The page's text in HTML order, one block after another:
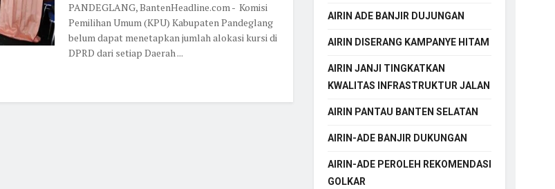
PANDEGLANG, BantenHeadline.com - Komisi
Pemilihan Umum (KPU) Kabupaten Pandeglang
belum dapat menetapkan jumlah alokasi kursi di
DPRD dari setiap Daerah ...
AIRIN ADE BANJIR DUJUNGAN
AIRIN DISERANG KAMPANYE HITAM
AIRIN JANJI TINGKATKAN
KWALITAS INFRASTRUKTUR JALAN
AIRIN PANTAU BANTEN SELATAN
AIRIN-ADE BANJIR DUKUNGAN
AIRIN-ADE PEROLEH REKOMENDASI
GOLKAR